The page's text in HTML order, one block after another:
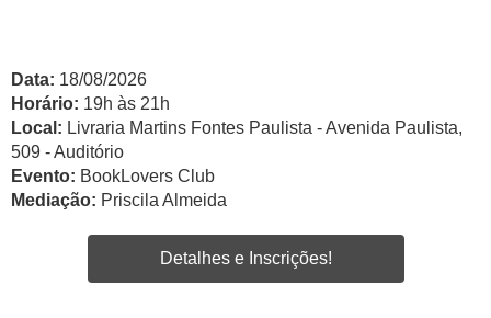
Data: 18/08/2026
Horário: 19h às 21h
Local: Livraria Martins Fontes Paulista - Avenida Paulista,
509 - Auditório
Evento: BookLovers Club
Mediação: Priscila Almeida
Detalhes e Inscrições!